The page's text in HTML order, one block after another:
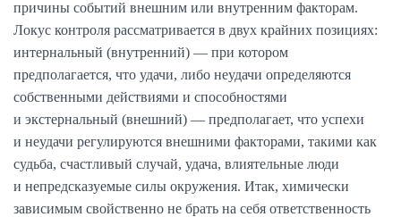
причины событий внешним или внутренним факторам.
Локус контроля рассматривается в двух крайних позициях:
интернальный (внутренний) — при котором
предполагается, что удачи, либо неудачи определяются
собственными действиями и способностями
и экстернальный (внешний) — предполагает, что успехи
и неудачи регулируются внешними факторами, такими как
судьба, счастливый случай, удача, влиятельные люди
и непредсказуемые силы окружения. Итак, химически
зависимым свойственно не брать на себя ответственность